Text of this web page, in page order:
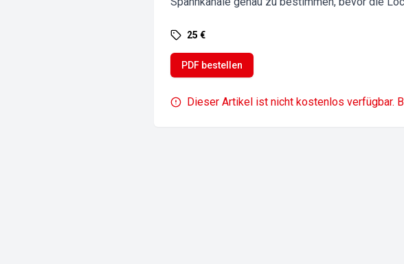
25 €
PDF bestellen
Dieser Artikel ist nicht kostenlos verfügbar.